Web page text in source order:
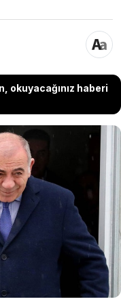
okuyacağınız haberi
ve yönetimini
45. Asliye
“kongre iptal” davası
Tekin'in